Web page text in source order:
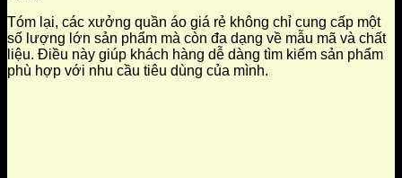
Tóm lại, các xưởng quần áo giá rẻ không chỉ cung cấp một
số lượng lớn sản phẩm mà còn đa dạng về mẫu mã và chất
liệu. Điều này giúp khách hàng dễ dàng tìm kiếm sản phẩm
phù hợp với nhu cầu tiêu dùng của mình.